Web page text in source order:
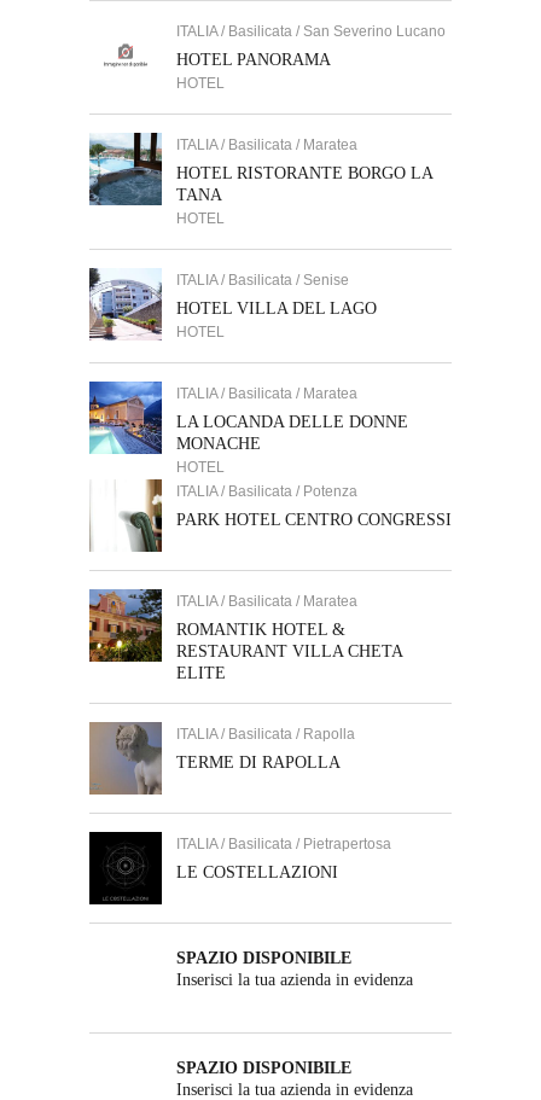
ITALIA / Basilicata / San Severino Lucano
HOTEL PANORAMA
HOTEL
ITALIA / Basilicata / Maratea
HOTEL RISTORANTE BORGO LA
TANA
HOTEL
ITALIA / Basilicata / Senise
HOTEL VILLA DEL LAGO
HOTEL
ITALIA / Basilicata / Maratea
LA LOCANDA DELLE DONNE
MONACHE
HOTEL
ITALIA / Basilicata / Potenza
PARK HOTEL CENTRO CONGRESSI
ITALIA / Basilicata / Maratea
ROMANTIK HOTEL &
RESTAURANT VILLA CHETA
ELITE
ITALIA / Basilicata / Rapolla
TERME DI RAPOLLA
ITALIA / Basilicata / Pietrapertosa
LE COSTELLAZIONI
SPAZIO DISPONIBILE
Inserisci la tua azienda in evidenza
SPAZIO DISPONIBILE
Inserisci la tua azienda in evidenza